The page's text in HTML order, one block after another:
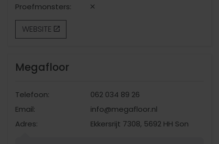
Proefmonsters:
WEBSITE
Megafloor
Telefoon:
062 034 89 26
Email:
info@megafloor.nl
Adres:
Ekkersrijt 7308, 5692 HH Son